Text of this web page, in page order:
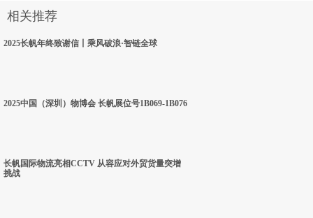
相关推荐
2025长帆年终致谢信丨乘风破浪·智链全球
2025中国（深圳）物博会 长帆展位号1B069-1B076
长帆国际物流亮相CCTV 从容应对外贸货量突增
挑战